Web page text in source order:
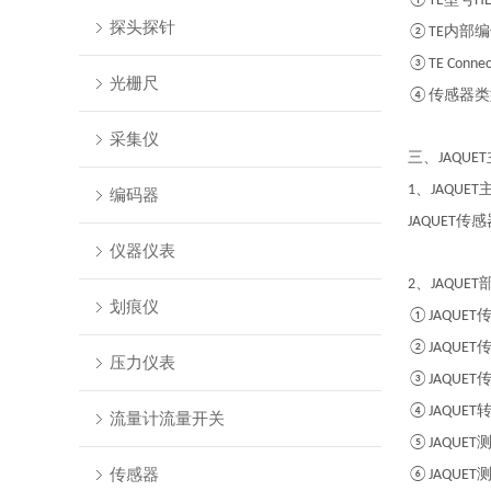
探头探针
光栅尺
采集仪
编码器
仪器仪表
划痕仪
压力仪表
流量计流量开关
传感器
②TE内部
③TE
④ 传感器
三、 JAQUET
1、 JAQUET
JAQUET传感
2、 JAQUET
①JAQUET
②JAQUET
③JAQUET
④JAQUET
⑤JAQUET
⑥JAQUET